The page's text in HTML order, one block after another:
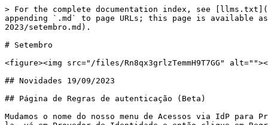
> For the complete documentation index, see [llms.txt](https://docs.digibee.com/documentation/llms.txt). Markdown versions of documentation pages are available by appending `.md` to page URLs; this page is available as [Markdown](https://docs.digibee.com/documentation/release-notes/pt-br/past-releases/release-notes-2023/setembro.md).

# Setembro

<figure><img src="/files/Rn8qx3grlzTemmH9T7GG" alt=""><figcaption><p>Image do header de novidades ou release notes de agosto</p></figcaption></figure>

## Novidades 19/09/2023

## Página de Regras de autenticação (Beta)

Mudamos o nome do nosso menu de Acessos via IdP para Provedor de identidade. Além disso, a feature Acessos via IdP agora se chama Regras de autenticação. Para acessá-la, vá em Provedor de Identidade e então clique em Regras de autenticação.

Essa feature está atualmente em fase beta. Entenda mais sobre o[ Programa Beta](https://docs.digibee.com/documentation/v/pt-br/geral/programa-beta).<br>

{% embed url="<https://files.gitbook.com/v0/b/gitbook-x-prod.appspot.com/o/spaces%2F4523BaA7JfghHEYBbLWY%2Fuploads%2FDKNkAczE11RGD2xLHyjd%2FAuthentication%20rules%20page.mp4?alt=media&token=c81d120f-088f-4f51-b5b7-1e5032f60377>" %}
Vídeo da página de regras de autenticação
{% endembed %}

## Aprimoramento de precisão numérica no Engine v2 (Beta restrito)

Os números decimais de ponto flutuante transmitidos no pipeline de um componente agora podem ser representados com mais precisão com todas as casas decimais originais.

Saiba mais na [documentação sobre Pipeline Engine v2](https://docs.digibee.com/documentation/v/pt-br/plataforma/pipeline-engine/digibee-integration-platform-pipeline-engine-v2).\
\
Essa feature está em beta restrito e disponível apenas para clientes específicos. Entenda mais sobre o [Programa Beta](https://docs.digibee.com/documentation/v/pt-br/geral/programa-beta).

## Monitor - Alertas por realm - múltiplos pipelines (Beta restrito)

Agora é possível configurar um alerta para todos os pipelines de um realm de uma só vez, e, quando configurado, o sistema pode enviar uma notificação assim que atingirem o limite especificado para a métrica escolhida.

Saiba mais na [documentação sobre Alertas](https://docs.digibee.com/documentation/v/pt-br/monitor/alerts).

Essa feature está em beta restrito e disponível apenas para clientes específicos. Entenda mais sobre o [Programa Beta](https://docs.digibee.com/documentation/v/pt-br/geral/programa-beta).

{% embed url="<https://files.gitbook.com/v0/b/gitbook-x-prod.appspot.com/o/spaces%2F4523BaA7JfghHEYBbLWY%2Fuploads%2Fx9qfx23iB7noWg8oHMD2%2FAlerts%20by%20realm.mp4?alt=media&token=1d85bbab-5ea2-4238-b903-51de929a3cc4>" %}
Vídeo da feature de alertas por realm
{% endembed %}

## Monitor - Pipeline metrics em ferramentas de monitoramento externo (Beta restrito)

Esta feature foi criada para permitir que as pessoas usuárias integrem facilmente métricas de pipeline em ferramentas de monitoramento centralizadas via API de Métricas. No momento, Datadog e Prometheus estão disponíveis.

Essa feature está em beta restrito e disponível apenas para clientes específicos. Entenda mais sobre o [Programa Beta](https://docs.digibee.com/documentation/v/pt-br/geral/programa-beta).<br>

## Run - Modifique e rastreie implantações de pipeline associadas à Globals